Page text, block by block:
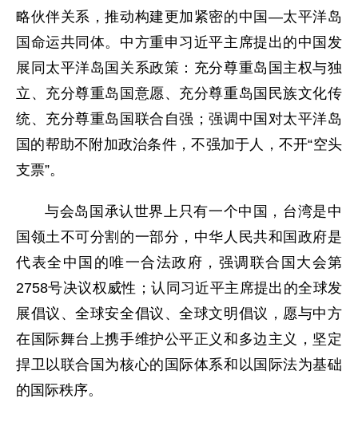
略伙伴关系，推动构建更加紧密的中国—太平洋岛
国命运共同体。中方重申习近平主席提出的中国发
展同太平洋岛国关系政策：充分尊重岛国主权与独
立、充分尊重岛国意愿、充分尊重岛国民族文化传
统、充分尊重岛国联合自强；强调中国对太平洋岛
国的帮助不附加政治条件，不强加于人，不开“空头
支票”。
与会岛国承认世界上只有一个中国，台湾是中
国领土不可分割的一部分，中华人民共和国政府是
代表全中国的唯一合法政府，强调联合国大会第
2758号决议权威性；认同习近平主席提出的全球发
展倡议、全球安全倡议、全球文明倡议，愿与中方
在国际舞台上携手维护公平正义和多边主义，坚定
捍卫以联合国为核心的国际体系和以国际法为基础
的国际秩序。